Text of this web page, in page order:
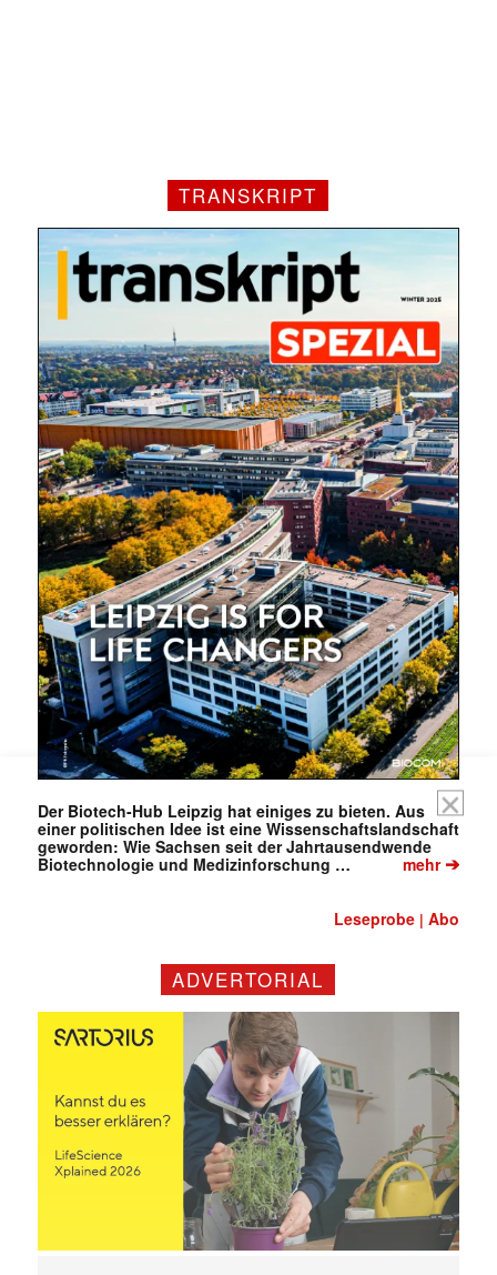
Mit dem |transkript-Newsletter
jede Woche aktuell informiert.
E-
Mail
(erforderlich)
TRANSKRIPT
Der Biotech-Hub Leipzig hat einiges zu bieten. Aus
einer politischen Idee ist eine Wissenschaftslandschaft
geworden: Wie Sachsen seit der Jahrtausendwende
Biotechnologie und Medizinforschung …
mehr➔
Leseprobe |Abo
ADVERTORIAL